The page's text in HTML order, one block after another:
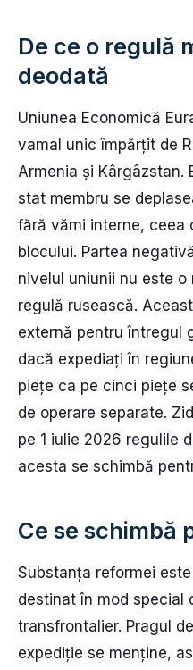
De ce o regulă
deodată
Uniunea Economică
vamal unic împărțit de
Armenia și Kârgâzstan.
stat membru se
fără vămi interne, ceea
blocului. Partea
nivelul uniunii nu este
regulă rusească.
externă pentru întregul
dacă expediați în
piețe ca pe cinci piețe
de operare separate.
pe 1 iulie 2026 regulile
acesta se schimbă
Ce se schimbă
Substanța reformei
destinat în mod special
transfrontalier. Pragul
expediție se menține,